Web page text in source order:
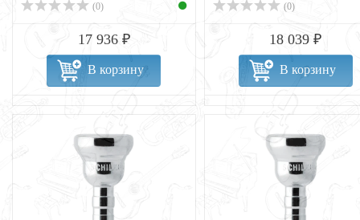
(0)
17 936 ₽
В корзину
(0)
18 039 ₽
В корзину